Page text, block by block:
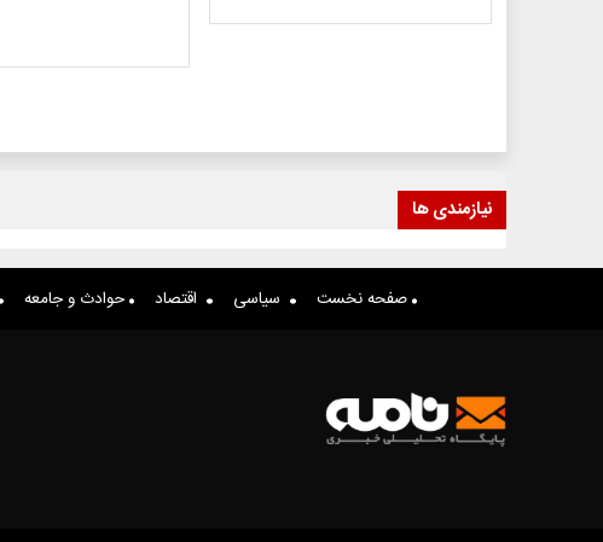
نیازمندی ها
صفحه نخست سیاسی اقتصاد حوادث و جامعه